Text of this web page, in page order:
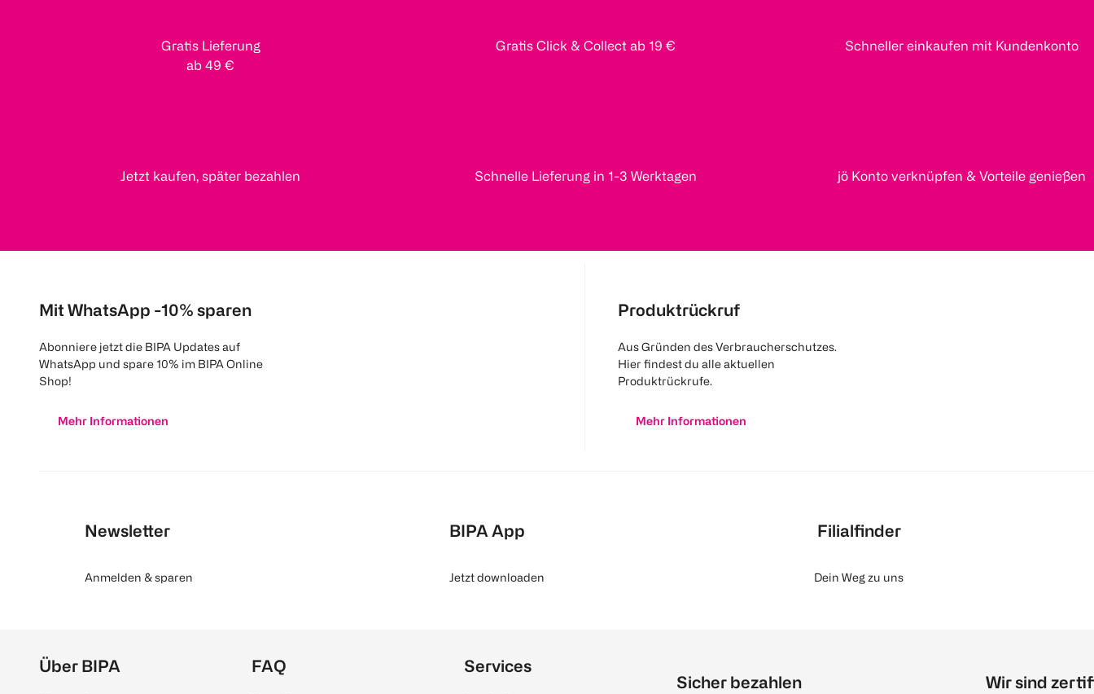
Gratis Lieferung
ab 49 €
Gratis Click & Collect ab 19 € Schneller einkaufen mit Kundenkonto
Jetzt kaufen, später bezahlen Schnelle Lieferung in 1-3 Werktagen jö Konto verknüpfen & Vorteile genießen
Mit WhatsApp -10% sparen
Abonniere jetzt die BIPA Updates auf
WhatsApp und spare 10% im BIPA Online
Shop!
Mehr Informationen
Produktrückruf
Aus Gründen des Verbraucherschutzes.
Hier findest du alle aktuellen
Produktrückrufe.
Mehr Informationen
Newsletter
Anmelden & sparen
BIPA App
Jetzt downloaden
Filialfinder
Dein Weg zu uns
Über BIPA FAQ Services
Sicher bezahlen Wir sind